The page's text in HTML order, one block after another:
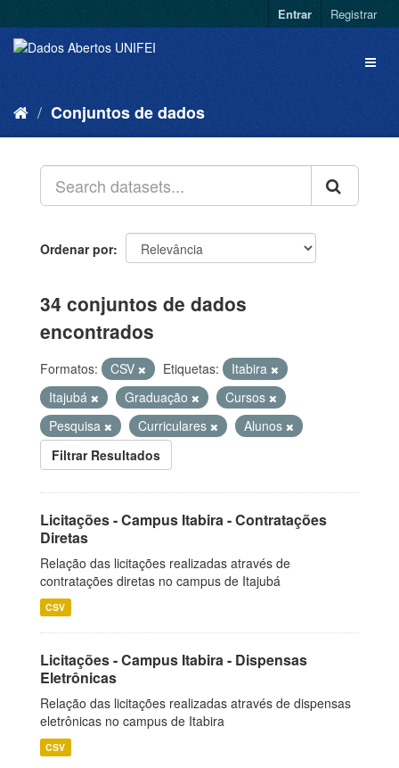
Entrar Registrar
Conjuntos de dados
Ordenar por
34 conjuntos de dados
encontrados
Formatos: CSV Etiquetas:
Itabira
Itajubá
Graduação
Cursos
Pesquisa
Curriculares
Alunos
Filtrar Resultados
Licitações - Campus Itabira - Contratações
Diretas
Relação das licitações realizadas através de
contratações diretas no campus de Itajubá
CSV
Licitações - Campus Itabira - Dispensas
Eletrônicas
Relação das licitações realizadas através de dispensas
eletrônicas no campus de Itabira
CSV